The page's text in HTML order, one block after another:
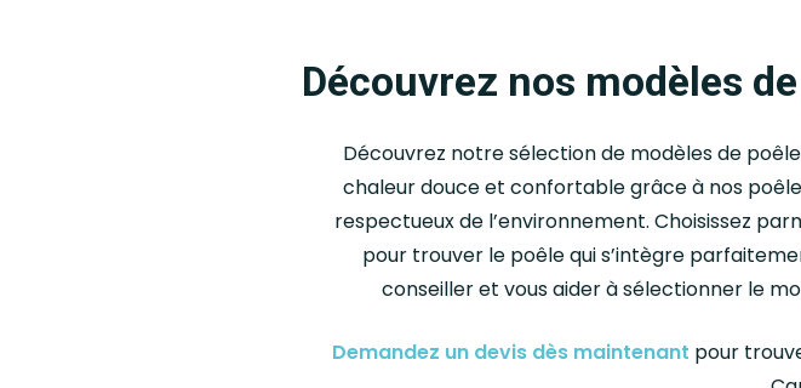
Découvrez nos modèles
Découvrez notre sélection de modèles de
chaleur douce et confortable grâce à nos
respectueux de l’environnement. Choisissez
pour trouver le poêle qui s’intègre
conseiller et vous aider à sélectionner le
Demandez un devis dès maintenant pour